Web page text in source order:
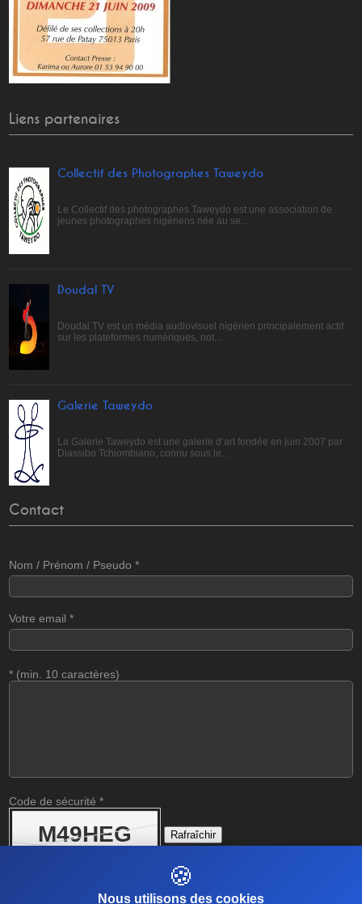
🍪
Nous utilisons des cookies
Liens partenaires
Collectif des Photographes Taweydo
Le Collectif des photographes Taweydo est une association de
jeunes photographes nigériens née au se...
Doudal TV
Doudal TV est un média audiovisuel nigérien principalement actif
sur les plateformes numériques, not...
Galerie Taweydo
La Galerie Taweydo est une galerie d’art fondée en juin 2007 par
Diassibo Tchiombiano, connu sous le...
Contact
Nom / Prénom / Pseudo*
Votre email*
* (min. 10 caractères)
Code de sécurité*
Rafraîchir